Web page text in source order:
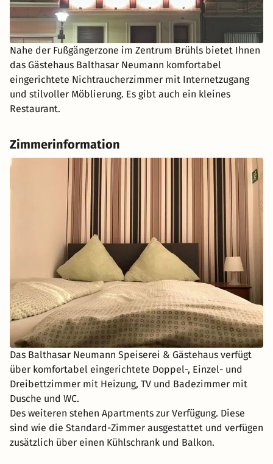
Nahe der Fußgängerzone im Zentrum Brühls bietet Ihnen
das Gästehaus Balthasar Neumann komfortabel
eingerichtete Nichtraucherzimmer mit Internetzugang
und stilvoller Möblierung. Es gibt auch ein kleines
Restaurant.
Zimmerinformation
Das Balthasar Neumann Speiserei & Gästehaus verfügt
über komfortabel eingerichtete Doppel-, Einzel- und
Dreibettzimmer mit Heizung, TV und Badezimmer mit
Dusche und WC.
Des weiteren stehen Apartments zur Verfügung. Diese
sind wie die Standard-Zimmer ausgestattet und verfügen
zusätzlich über einen Kühlschrank und Balkon.